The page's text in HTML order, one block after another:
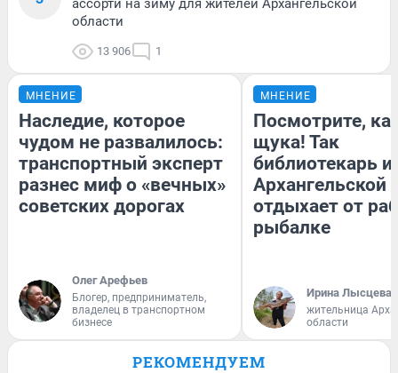
ассорти на зиму для жителей Архангельской
области
13 906 1
МНЕНИЕ
Наследие, которое
чудом не развалилось:
транспортный эксперт
разнес миф о «вечных»
советских дорогах
Олег Арефьев
Блогер, предприниматель,
владелец в транспортном
бизнесе
МНЕНИЕ
Посмотрите,
щука! Так
библиотекарь
Архангельской
отдыхает от
рыбалке
Ирина Лысцева
жительница
области
РЕКОМЕНДУЕМ